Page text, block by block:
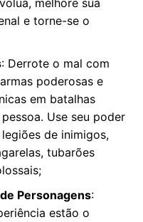
e torne-se o
: Derrote o mal com
poderosas e
em batalhas
Use seu poder
de inimigos,
tubarões
Personagens:
estão o